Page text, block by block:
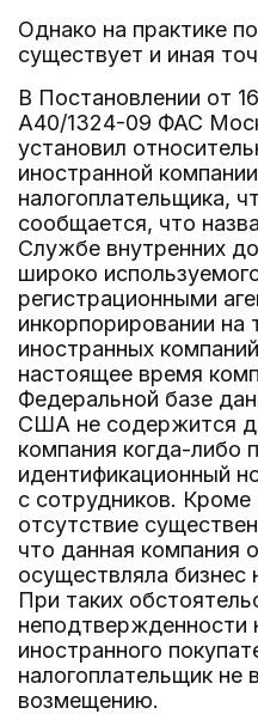
Однако на практике
существует и иная
В Постановлении от
А40/1324-09 ФАС
установил
иностранной
налогоплательщика,
сообщается, что
Службе внутренних
широко
регистрационными
инкорпорировании
иностранных
настоящее время
Федеральной базе
США не содержится
компания когда-либо
идентификационный
с сотрудников. Кроме
отсутствие
что данная компания
осуществляла
При таких
неподтвержденности
иностранного
налогоплательщик не
возмещению.